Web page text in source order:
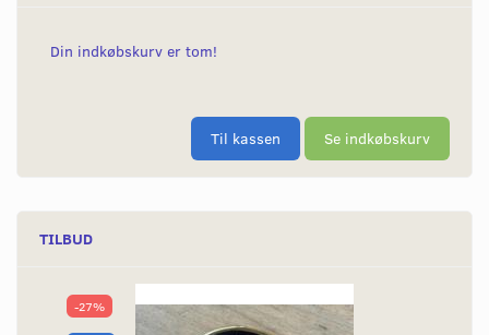
Din indkøbskurv er tom!
Til kassen Se indkøbskurv
TILBUD
-27%